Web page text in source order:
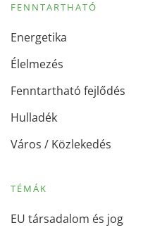
FENNTARTHATÓ
Energetika
Élelmezés
Fenntartható fejlődés
Hulladék
Város / Közlekedés
TÉMÁK
EU társadalom és jog